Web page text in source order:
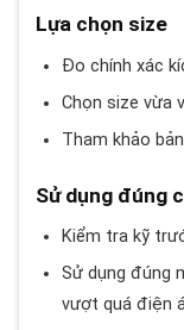
Lựa chọn size
Đo chính xác
Chọn size vừa
Tham khảo
Sử dụng đúng
Kiểm tra kỹ
Sử dụng đúng
vượt quá điện